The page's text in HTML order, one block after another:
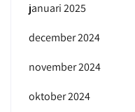
januari 2025
december 2024
november 2024
oktober 2024